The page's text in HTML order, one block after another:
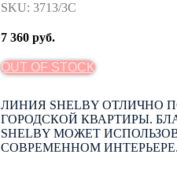
SKU: 3713/3C
7 360 руб.
OUT OF STOCK
ЛИНИЯ SHELBY ОТЛИЧНО
ГОРОДСКОЙ КВАРТИРЫ.
SHELBY МОЖЕТ
СОВРЕМЕННОМ ИНТЕРЬЕРЕ.